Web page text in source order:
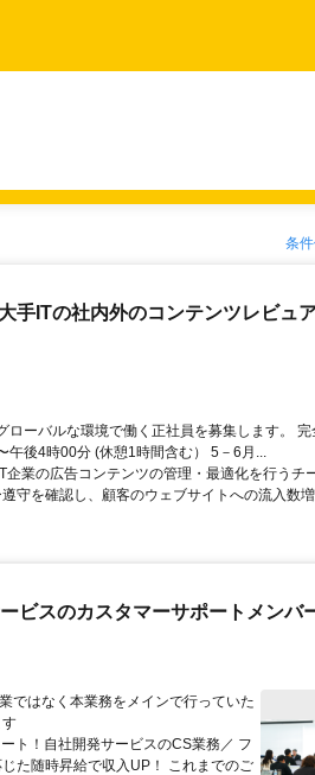
条
手ITの社内外のコンテンツレビュ
ーバルな環境で働く正社員を募集します。 完
午後4時00分 (休憩1時間含む） 5－6月...
業の広告コンテンツの管理・最適化を行うチ
守を確認し、顧客のウェブサイトへの流入数
ビスのカスタマーサポートメンバ
ではなく本業務をメインで行っていた
ト！自社開発サービスのCS業務／ フ
た随時昇給で収入UP！ これまでのご